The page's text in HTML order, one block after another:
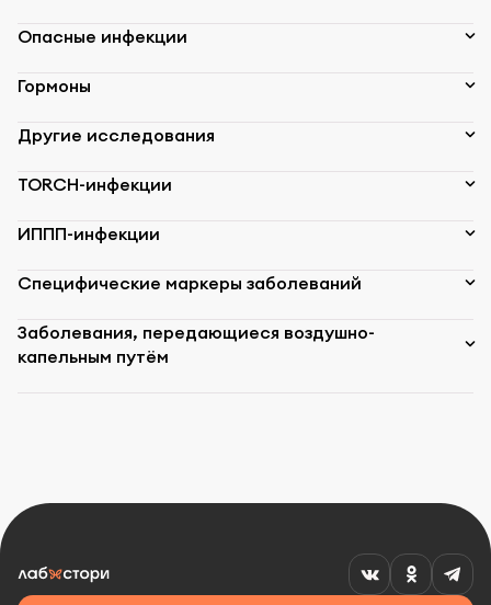
Опасные инфекции
Гормоны
Другие исследования
TORCH-инфекции
ИППП-инфекции
Специфические маркеры заболеваний
Заболевания, передающиеся воздушно-
капельным путём